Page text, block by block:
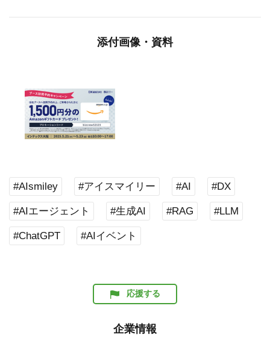
添付画像・資料
#AIsmiley #アイスマイリー #AI #DX
#AIエージェント #生成AI #RAG #LLM
#ChatGPT #AIイベント
応援する
企業情報